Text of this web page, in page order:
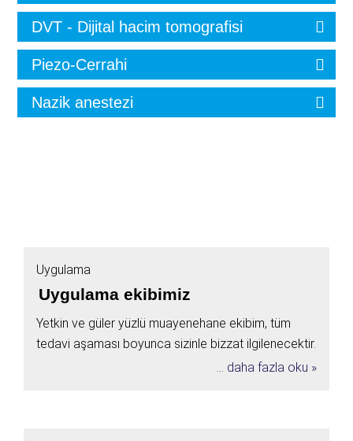
DVT - Dijital hacim tomografisi
Piezo-Cerrahi
Nazik anestezi
Uygulama
Uygulama ekibimiz
Yetkin ve güler yüzlü muayenehane ekibim, tüm
tedavi aşaması boyunca sizinle bizzat ilgilenecektir.
... daha fazla oku »